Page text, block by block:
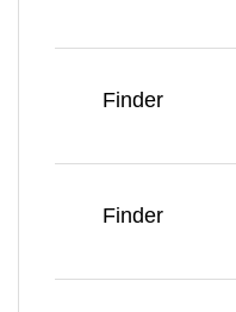
Finder
Finder